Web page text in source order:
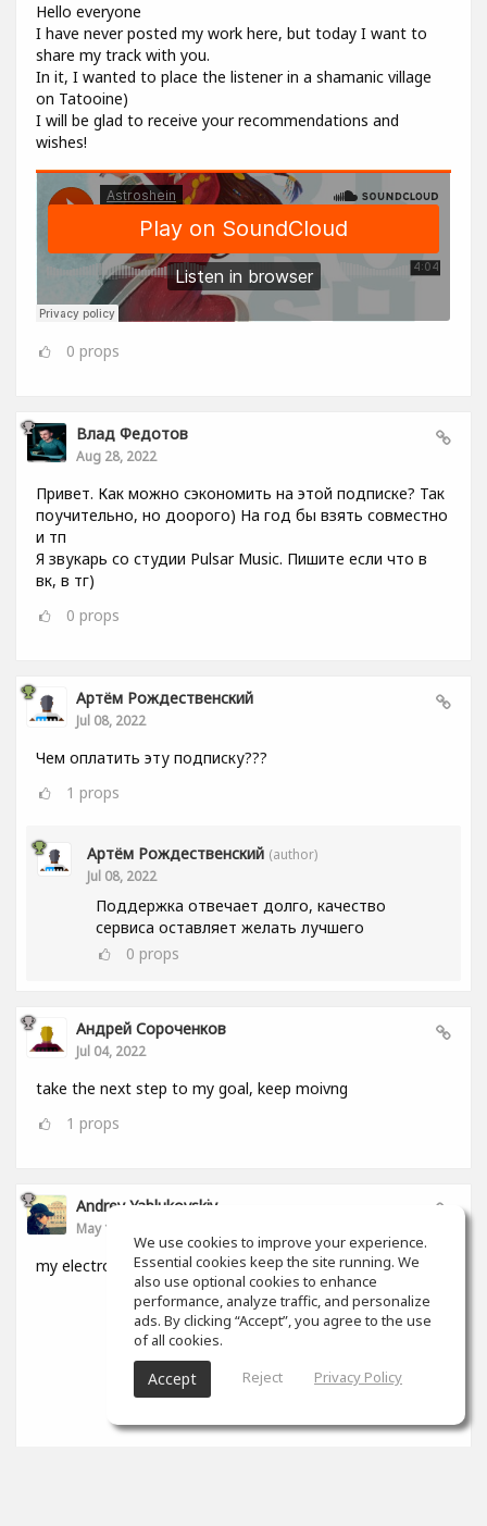
Hello everyone
I have never posted my work here, but today I want to
share my track with you.
In it, I wanted to place the listener in a shamanic village
on Tatooine)
I will be glad to receive your recommendations and
wishes!
0 props
Влад Федотов
Aug 28, 2022
Привет. Как можно сэкономить на этой подписке? Так
поучительно, но доорого) На год бы взять совместно
и тп
Я звукарь со студии Pulsar Music. Пишите если что в
вк, в тг)
0 props
Артём Рождественский
Jul 08, 2022
Чем оплатить эту подписку???
1 props
Артём Рождественский (author)
Jul 08, 2022
Поддержка отвечает долго, качество
сервиса оставляет желать лучшего
0 props
Андрей Сороченков
Jul 04, 2022
take the next step to my goal, keep moivng
1 props
Andrey Yablukovskiy
May 15, 2022
my electronic album
We use cookies to improve your experience.
Essential cookies keep the site running. We
also use optional cookies to enhance
performance, analyze traffic, and personalize
ads. By clicking “Accept”, you agree to the use
of all cookies.
Accept Reject Privacy Policy